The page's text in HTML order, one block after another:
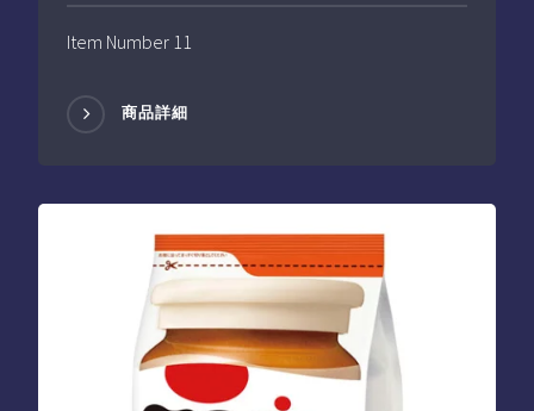
Item Number 11
商品詳細